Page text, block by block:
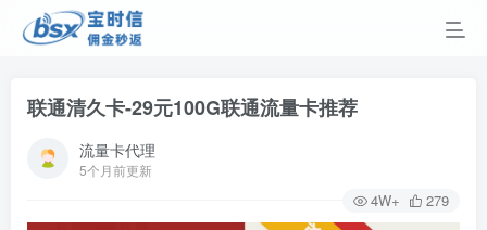
联通清久卡-29元100G联通流量卡推荐
流量卡代理
5个月前更新
4W+ 279